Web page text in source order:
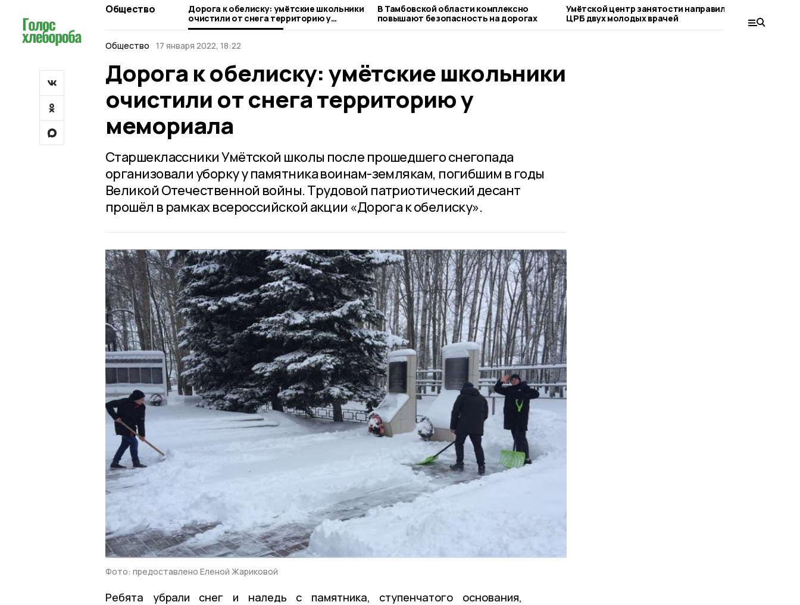
Общество
Дорога к обелиску: умётские школьники
очистили от снега территорию у
мемориала
В Тамбовской области комплексно
повышают безопасность на дорогах
Умётской центр занятости направил в
ЦРБ двух молодых врачей
Общество 17 января 2022, 18:22
Дорога к обелиску: умётские школьники
очистили от снега территорию у
мемориала
Старшеклассники Умётской школы после прошедшего снегопада
организовали уборку у памятника воинам-землякам, погибшим в годы
Великой Отечественной войны. Трудовой патриотический десант
прошёл в рамках всероссийской акции «Дорога к обелиску».
Фото: предоставлено Еленой Жариковой
Ребята убрали снег и наледь с памятника, ступенчатого основания,